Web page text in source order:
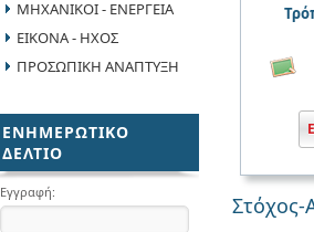
ΜΗΧΑΝΙΚΟΙ - ΕΝΕΡΓΕΙΑ
ΕΙΚΟΝΑ - ΗΧΟΣ
ΠΡΟΣΩΠΙΚΗ ΑΝΑΠΤΥΞΗ
ΕΝΗΜΕΡΩΤΙΚΟ
ΔΕΛΤΙΟ
Εγγραφή:
Στόχος-